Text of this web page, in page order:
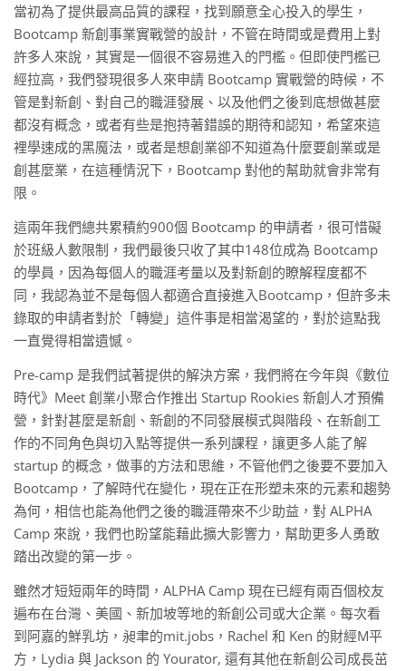
當初為了提供最高品質的課程，找到願意全心投入的學生，
Bootcamp 新創事業實戰營的設計，不管在時間或是費用上對
許多人來說，其實是一個很不容易進入的門檻。但即使門檻已
經拉高，我們發現很多人來申請 Bootcamp 實戰營的時候，不
管是對新創、對自己的職涯發展、以及他們之後到底想做甚麼
都沒有概念，或者有些是抱持著錯誤的期待和認知，希望來這
裡學速成的黑魔法，或者是想創業卻不知道為什麼要創業或是
創甚麼業，在這種情況下，Bootcamp 對他的幫助就會非常有
限。
這兩年我們總共累積約900個 Bootcamp 的申請者，很可惜礙
於班級人數限制，我們最後只收了其中148位成為 Bootcamp
的學員，因為每個人的職涯考量以及對新創的瞭解程度都不
同，我認為並不是每個人都適合直接進入Bootcamp，但許多未
錄取的申請者對於「轉變」這件事是相當渴望的，對於這點我
一直覺得相當遺憾。
Pre-camp 是我們試著提供的解決方案，我們將在今年與《數位
時代》Meet 創業小聚合作推出 Startup Rookies 新創人才預備
營，針對甚麼是新創、新創的不同發展模式與階段、在新創工
作的不同角色與切入點等提供一系列課程，讓更多人能了解
startup 的概念，做事的方法和思維，不管他們之後要不要加入
Bootcamp，了解時代在變化，現在正在形塑未來的元素和趨勢
為何，相信也能為他們之後的職涯帶來不少助益，對 ALPHA
Camp 來說，我們也盼望能藉此擴大影響力，幫助更多人勇敢
踏出改變的第一步。
雖然才短短兩年的時間，ALPHA Camp 現在已經有兩百個校友
遍布在台灣、美國、新加坡等地的新創公司或大企業。每次看
到阿嘉的鮮乳坊，昶聿的mit.jobs，Rachel 和 Ken 的財經M平
方，Lydia 與 Jackson 的 Yourator, 還有其他在新創公司成長茁